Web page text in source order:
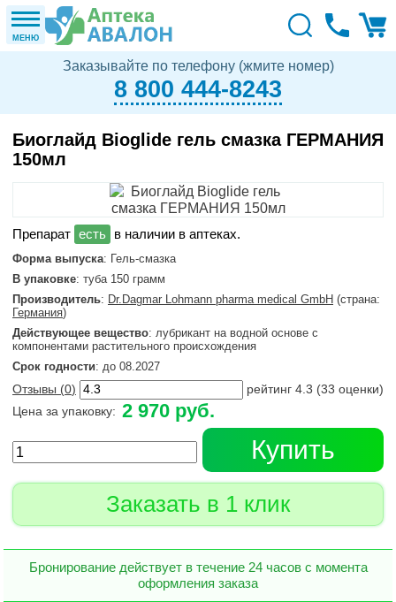
МЕНЮ
Заказывайте по телефону (жмите номер)
8 800 444-8243
Биоглайд Bioglide гель смазка ГЕРМАНИЯ
150мл
в наличии в аптеках.
Форма выпуска: Гель-смазка
В упаковке: туба 150 грамм
Производитель: Dr.Dagmar Lohmann pharma medical GmbH (страна:
Германия)
Действующее вещество: лубрикант на водной основе с
компонентами растительного происхождения
Срок годности: до 08.2027
Отзывы (0) рейтинг 4.3 (33 оценки)
Цена за упаковку: 2 970 руб.
Купить
Заказать в 1 клик
Бронирование действует в течение 24 часов с момента
оформления заказа